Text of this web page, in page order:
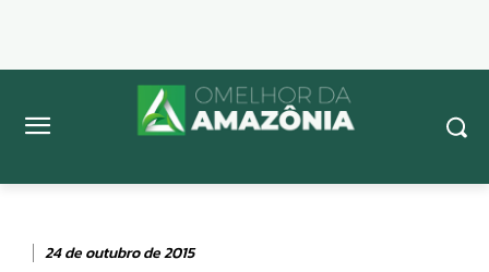
24 de outubro de 2015